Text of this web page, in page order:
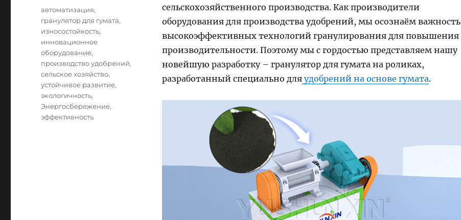
сельскохозяйственного производства. Как производители
оборудования для производства удобрений, мы осознаём важность
высокоэффективных технологий гранулирования для повышения
производительности. Поэтому мы с гордостью представляем нашу
новейшую разработку – гранулятор для гумата на роликах,
разработанный специально дляудобрений на основе гумата.
Tags
автоматизация,
гранулятор для гумата,
износостойкость,
инновационное
оборудование,
производство удобрений,
сельское хозяйство,
устойчивое развитие,
экологичность,
Энергосбережение,
эффективность